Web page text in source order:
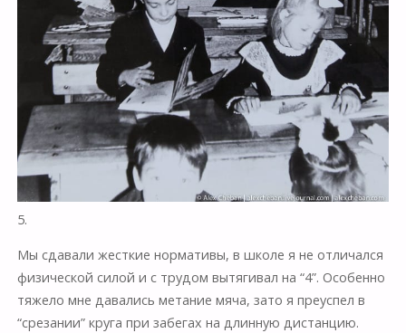
5.
Мы сдавали жесткие нормативы, в школе я не отличался
физической силой и с трудом вытягивал на “4”. Особенно
тяжело мне давались метание мяча, зато я преуспел в
“срезании” круга при забегах на длинную дистанцию.